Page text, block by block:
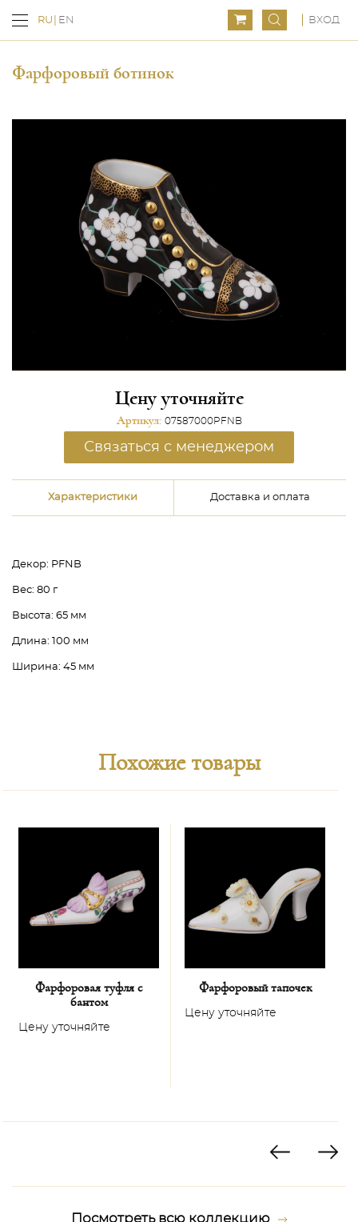
RU EN ВХОД
Фарфоровый ботинок
Цену уточняйте
Артикул: 07587000PFNB
Связаться с менеджером
Характеристики Доставка и оплата
Декор: PFNB
Вес: 80 г
Высота: 65 мм
Длина: 100 мм
Ширина: 45 мм
Похожие товары
Фарфоровая туфля с
бантом
Цену уточняйте
Фарфоровый тапочек
Цену уточняйте
Посмотреть всю коллекцию